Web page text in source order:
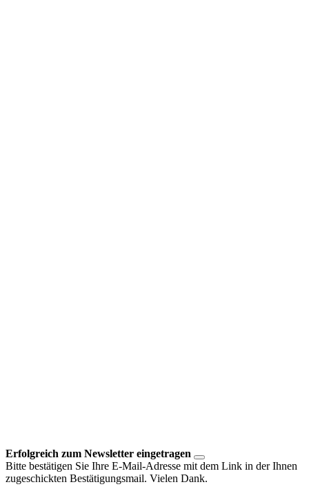
Erfolgreich zum Newsletter eingetragen
Bitte bestätigen Sie Ihre E-Mail-Adresse mit dem Link in der Ihnen
zugeschickten Bestätigungsmail. Vielen Dank.